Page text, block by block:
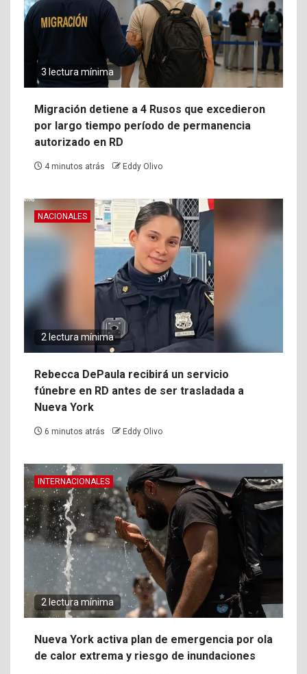
3 lectura mínima
Migración detiene a 4 Rusos que excedieron
por largo tiempo período de permanencia
autorizado en RD
4 minutos atrás Eddy Olivo
NACIONALES
2 lectura mínima
Rebecca DePaula recibirá un servicio
fúnebre en RD antes de ser trasladada a
Nueva York
6 minutos atrás Eddy Olivo
INTERNACIONALES
2 lectura mínima
Nueva York activa plan de emergencia por ola
de calor extrema y riesgo de inundaciones